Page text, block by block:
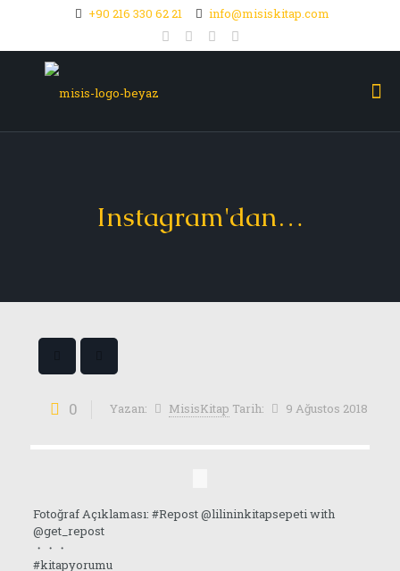
+90 216 330 62 21 info@misiskitap.com
Instagram'dan…
0 Yazan: MisisKitap Tarih: 9 Ağustos 2018
Fotoğraf Açıklaması: #Repost @lilininkitapsepeti with
@get_repost
・・・
#kitapyorumu